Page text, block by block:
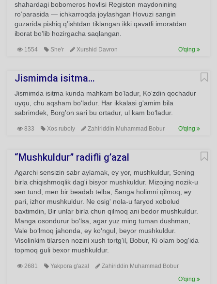
shahardagi bobomeros hovlisi Registon maydonining
ro’parasida — ichkarroqda joylashgan Hovuzi sangin
guzarida pishiq q’ishtdan tiklangan ikki qavatli imoratdan
iborat bo’lib hozirgacha saqlangan.
1554 She'r Xurshid Davron O'qing
Jismimda isitma…
Jismimda isitma kunda mahkam bo‘ladur, Ko‘zdin qochadur
uyqu, chu aqsham bo‘ladur. Har ikkalasi g'amim bila
sabrimdek, Borg'on sari bu ortadur, ul kam bo‘ladur.
833 Xos ruboiy Zahiriddin Muhammad Bobur O'qing
“Mushkuldur” radifli g’azal
Agarchi sensizin sabr aylamak, ey yor, mushkuldur, Sening
birla chiqishmoqlik dag'i bisyor mushkuldur. Mizojing nozik-u
sen tund, men bir beadab telba, Sanga holimni qilmoq, ey
pari, izhor mushkuldur. Ne osig' nola-u faryod xobolud
baxtimdin, Bir unlar birla chun qilmoq ani bedor mushkuldur.
Manga osondurur bo‘lsa, agar yuz ming tuman dushman,
Vale bo‘lmoq jahonda, ey ko‘ngul, beyor mushkuldur.
Visolinkim tilarsen nozini xush tortg'il, Bobur, Ki olam bog'ida
topmoq guli bexor mushkuldur.
2681 Yakpora g'azal
Zahiriddin Muhammad Bobur
O'qing